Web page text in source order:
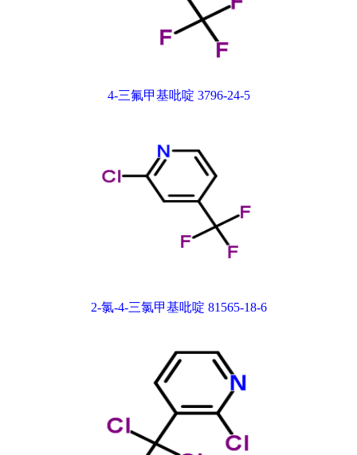
4-三氟甲基吡啶 3796-24-5
2-氯-4-三氯甲基吡啶 81565-18-6